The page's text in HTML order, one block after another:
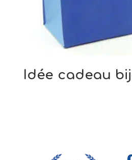
Idée cadeau